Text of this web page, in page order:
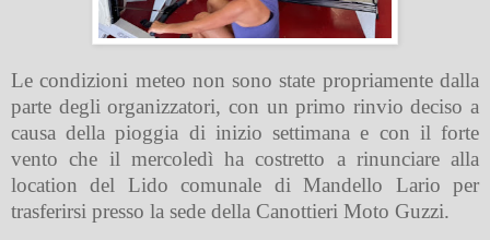
Le condizioni meteo non sono state propriamente dalla
parte degli organizzatori, con un primo rinvio deciso a
causa della pioggia di inizio settimana e con il forte
vento che il mercoledì ha costretto a rinunciare alla
location del Lido comunale di Mandello Lario per
trasferirsi presso la sede della Canottieri Moto Guzzi.